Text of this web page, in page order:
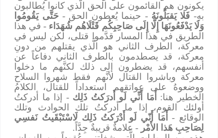
يكونون هم القائمون على الحق الَّذي كانوا يُطالبون
بهِ- فَلا يَقبَلُونَهُ - حينما يُعطون الحق - حَتَّى يَقُومُوا
وَلَا يَدْفَعُونَهَا إِلَّا إِلَى صَاحِبِكُم قَتْلَاهُم شُهَدَاء- في هذا
الطريق في هذا المسار قدَّموا قتلى، لكن ليس في
معركة، الطرف الثاني هو الَّذي يقتلهم من دونِ
معركة، قد يصطدمون بالطرف الثاني دفاعاً عن
أنفسهم، قد يضطرون إلى ذلك لكنَّهم ما دخلوا
معركة وباشروا القتال لأنَّهم فقط شهروا السلاح
ووضعوهُ على عواتقهم استعداداً للقتال، الكلامُ
الخطير هنا: أَمَا أَنِّي لَو أَدرَكتُ ذَلِك- إذا ما أدركتُ
أولئك القوم، إذا ما أدركتُ تلك الحوادث وتلك
الوقائع - أَمَا أَنّي لَو أَدْرَكتُ ذَلِك لَاسْتَبْقَيتُ نَفسِي
لِصَاحِبِ هَذا الأَمْر- علامةٌ قريبةٌ جِدَّاً.